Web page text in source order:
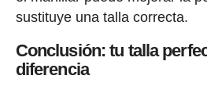
sustituye una talla correcta.
Conclusión: tu talla
diferencia